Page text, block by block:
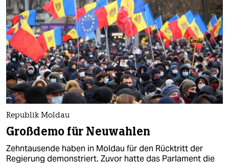
Republik Moldau
Großdemo für Neuwahlen
Zehntausende haben in Moldau für den Rücktritt der
Regierung demonstriert. Zuvor hatte das Parlament die